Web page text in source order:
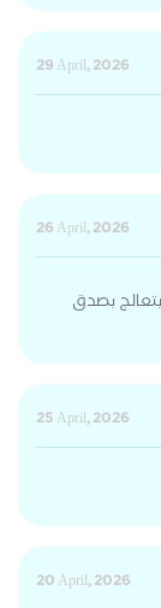
29 April, 2026
26 April, 2026
بصدق
25 April, 2026
20 April, 2026